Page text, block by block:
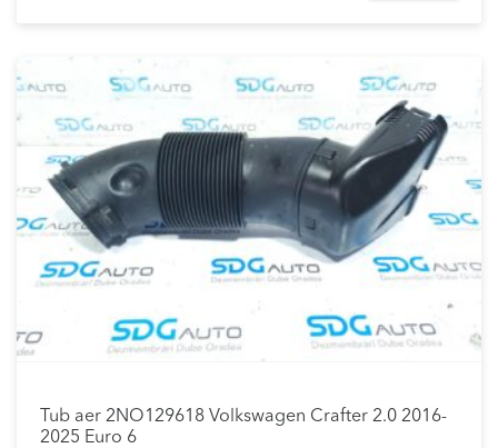
Tub aer 2NO129618 Volkswagen Crafter 2.0 2016-
2025 Euro 6